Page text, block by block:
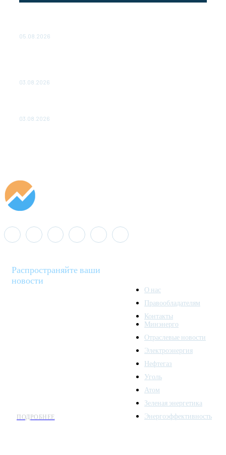
05.08.2026
03.08.2026
03.08.2026
Распространяйте ваши
новости
ПОДРОБНЕЕ
О нас
Правообладателям
Контакты
Минэнерго
Отраслевые новости
Электроэнергия
Нефтегаз
Уголь
Атом
Зеленая энергетика
Энергоэффективность